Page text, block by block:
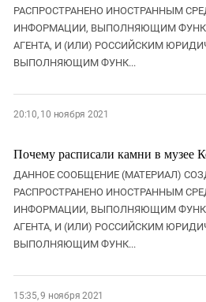
РАСПРОСТРАНЕНО ИНОСТРАННЫМ
ИНФОРМАЦИИ, ВЫПОЛНЯЮЩИМ
АГЕНТА, И (ИЛИ) РОССИЙСКИМ
ВЫПОЛНЯЮЩИМ ФУНК...
20:10, 10 ноября 2021
Почему расписали камни в музее
ДАННОЕ СООБЩЕНИЕ (МАТЕРИАЛ)
РАСПРОСТРАНЕНО ИНОСТРАННЫМ
ИНФОРМАЦИИ, ВЫПОЛНЯЮЩИМ
АГЕНТА, И (ИЛИ) РОССИЙСКИМ
ВЫПОЛНЯЮЩИМ ФУНК...
15:35, 9 ноября 2021